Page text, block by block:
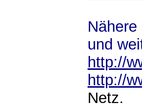
und
http://
http://
Netz.